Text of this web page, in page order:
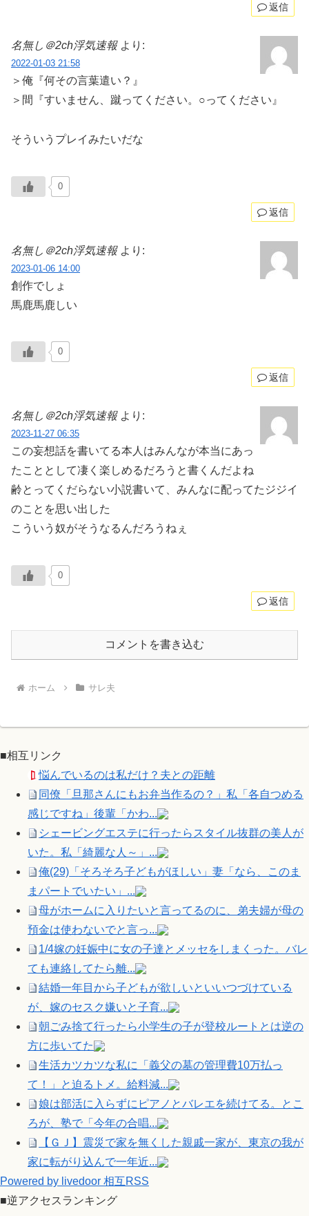
返信
名無し＠2ch浮気速報 より:
2022-01-03 21:58
＞俺『何その言葉遣い？』
＞間『すいません、蹴ってください。○ってください』
そういうプレイみたいだな
0
返信
名無し＠2ch浮気速報 より:
2023-01-06 14:00
創作でしょ
馬鹿馬鹿しい
0
返信
名無し＠2ch浮気速報 より:
2023-11-27 06:35
この妄想話を書いてる本人はみんなが本当にあっ
たこととして凄く楽しめるだろうと書くんだよね
齢とってくだらない小説書いて、みんなに配ってたジジイ
のことを思い出した
こういう奴がそうなるんだろうねぇ
0
返信
コメントを書き込む
ホーム サレ夫
■相互リンク
悩んでいるのは私だけ？夫との距離
同僚「旦那さんにもお弁当作るの？」私「各自つめる
感じですね」後輩「かわ...
シェービングエステに行ったらスタイル抜群の美人が
いた。私「綺麗な人～」...
俺(29)「そろそろ子どもがほしい」妻「なら、このま
まパートでいたい」...
母がホームに入りたいと言ってるのに、弟夫婦が母の
預金は使わないでと言っ...
1/4嫁の妊娠中に女の子達とメッセをしまくった。バレ
ても連絡してたら離...
結婚一年目から子どもが欲しいといいつづけている
が、嫁のセスク嫌いと子育...
朝ごみ捨て行ったら小学生の子が登校ルートとは逆の
方に歩いてた
生活カツカツな私に「義父の墓の管理費10万払っ
て！」と迫るトメ。給料減...
娘は部活に入らずにピアノとバレエを続けてる。とこ
ろが、塾で「今年の合唱...
【ＧＪ】震災で家を無くした親戚一家が、東京の我が
家に転がり込んで一年近...
Powered by livedoor 相互RSS
■逆アクセスランキング